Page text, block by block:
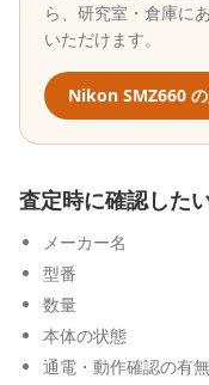
ら、研究室・倉庫に
いただけます。
Nikon SMZ660
査定時に確認した
メーカー名
型番
数量
本体の状態
通電・動作確認の有無